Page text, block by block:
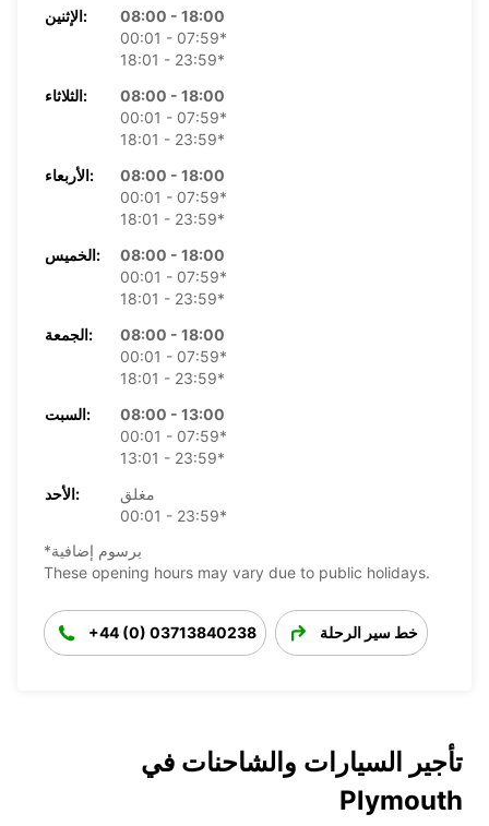
الإثنين:
08:00 - 18:00
00:01 - 07:59*
18:01 - 23:59*
الثلاثاء:
08:00 - 18:00
00:01 - 07:59*
18:01 - 23:59*
الأربعاء:
08:00 - 18:00
00:01 - 07:59*
18:01 - 23:59*
الخميس:
08:00 - 18:00
00:01 - 07:59*
18:01 - 23:59*
الجمعة:
08:00 - 18:00
00:01 - 07:59*
18:01 - 23:59*
السبت:
08:00 - 13:00
00:01 - 07:59*
13:01 - 23:59*
الأحد:
مغلق
00:01 - 23:59*
*برسوم إضافية
These opening hours may vary due to public holidays.
+44 (0) 03713840238 خط سير الرحلة
تأجير السيارات والشاحنات في
Plymouth